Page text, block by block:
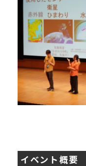
イベント概要